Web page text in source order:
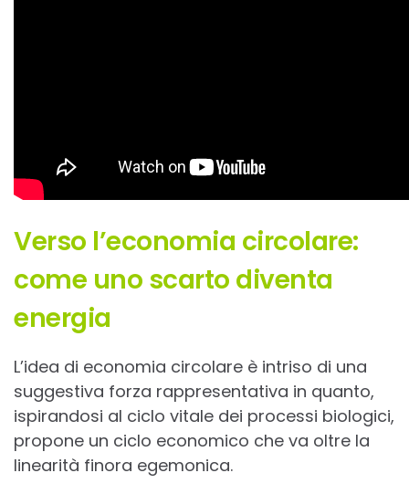
Verso l’economia circolare:
come uno scarto diventa
energia
L’idea di economia circolare è intriso di una
suggestiva forza rappresentativa in quanto,
ispirandosi al ciclo vitale dei processi biologici,
propone un ciclo economico che va oltre la
linearità finora egemonica.